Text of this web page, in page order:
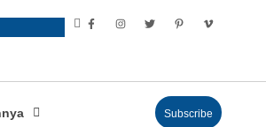
Subscribe